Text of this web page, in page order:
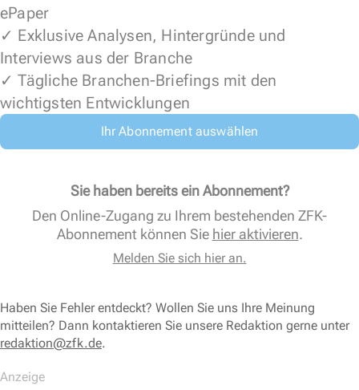
ePaper
✓ Exklusive Analysen, Hintergründe und
Interviews aus der Branche
✓ Tägliche Branchen-Briefings mit den
wichtigsten Entwicklungen
Ihr Abonnement auswählen
Sie haben bereits ein Abonnement?
Den Online-Zugang zu Ihrem bestehenden ZFK-
Abonnement können Sie hier aktivieren.
Melden Sie sich hier an.
Haben Sie Fehler entdeckt? Wollen Sie uns Ihre Meinung
mitteilen? Dann kontaktieren Sie unsere Redaktion gerne unter
redaktion@zfk.de.